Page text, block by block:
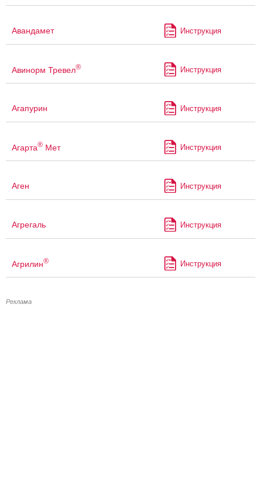
Авандамет Инструкция
Авинорм Тревел® Инструкция
Агапурин Инструкция
Агарта® Мет Инструкция
Аген Инструкция
Агрегаль Инструкция
Агрилин® Инструкция
Реклама